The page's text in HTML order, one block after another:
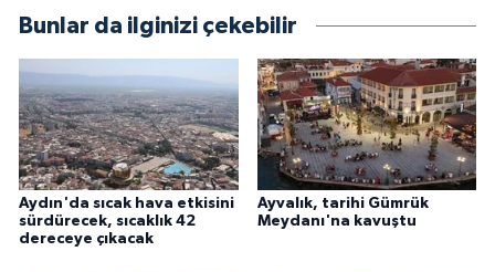
Bunlar da ilginizi çekebilir
Aydın'da sıcak hava etkisini
sürdürecek, sıcaklık 42
dereceye çıkacak
Ayvalık, tarihi Gümrük
Meydanı'na kavuştu